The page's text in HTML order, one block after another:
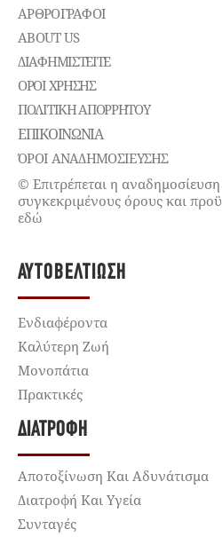
ΑΡΘΡΟΓΡΑΦΟΙ
ABOUT US
ΔΙΑΦΗΜΙΣΤΕΊΤΕ
ΌΡΟΙ ΧΡΉΣΗΣ
ΠΟΛΙΤΙΚΉ ΑΠΟΡΡΉΤΟΥ
ΕΠΙΚΟΙΝΩΝΊΑ
ΌΡΟΙ ΑΝΑΔΗΜΟΣΙΕΥΣΗΣ
© Επιτρέπεται η
συγκεκριμένους όρους και
εδώ
ΑΥΤΟΒΕΛΤΊΩΣΗ
Ενδιαφέροντα
Καλύτερη Ζωή
Μονοπάτια
Πρακτικές
ΔΙΑΤΡΟΦΉ
Αποτοξίνωση Και Αδυνάτισμα
Διατροφή Και Υγεία
Συνταγές